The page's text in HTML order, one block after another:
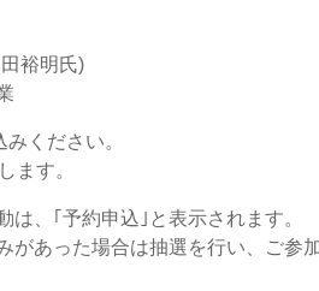
裕明氏)
ください。
ます。
は、｢予約申込｣と表示されます。
があった場合は抽選を行い、ご参